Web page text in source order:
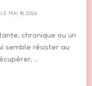
MAI 18, 2026
chronique ou un
semble résister au
…